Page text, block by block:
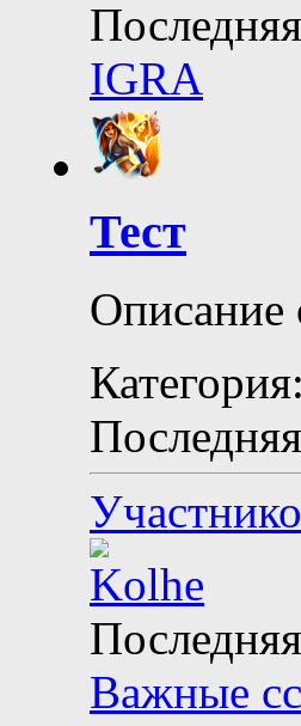
IGRA
Тест
Описание
Категория:
Важные